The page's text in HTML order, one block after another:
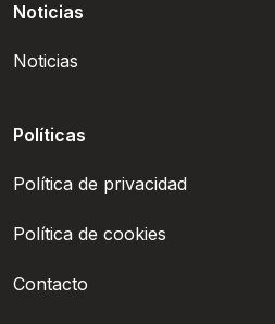
Noticias
Noticias
Políticas
Política de privacidad
Política de cookies
Contacto